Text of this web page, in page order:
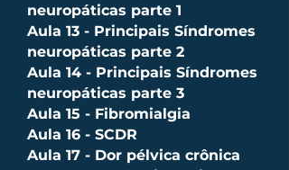
neuropáticas parte 1
Aula 13 - Principais Síndromes
neuropáticas parte 2
Aula 14 - Principais Síndromes
neuropáticas parte 3
Aula 15 - Fibromialgia
Aula 16 - SCDR
Aula 17 - Dor pélvica crônica